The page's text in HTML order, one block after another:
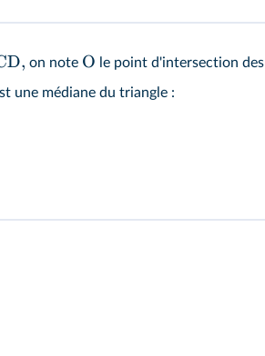
on note O le point d'intersection des
une médiane du triangle :